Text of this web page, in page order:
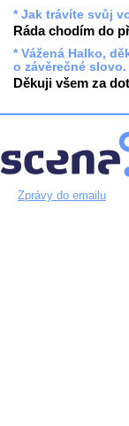
* Jak trávíte svůj
Ráda chodím do
* Vážená Halko,
o závěrečné slovo.
Děkuji všem za
Zprávy do emailu